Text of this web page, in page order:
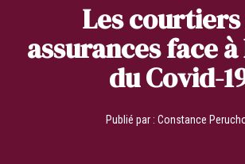
Les courtiers
assurances face
du Covid-
Publié par : Constance